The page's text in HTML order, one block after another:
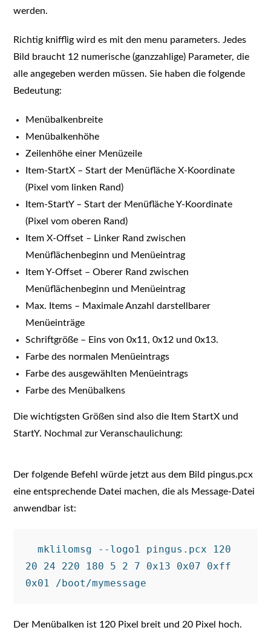
werden.
Richtig knifflig wird es mit den menu parameters. Jedes
Bild braucht 12 numerische (ganzzahlige) Parameter, die
alle angegeben werden müssen. Sie haben die folgende
Bedeutung:
Menübalkenbreite
Menübalkenhöhe
Zeilenhöhe einer Menüzeile
Item-StartX – Start der Menüfläche X-Koordinate
(Pixel vom linken Rand)
Item-StartY – Start der Menüfläche Y-Koordinate
(Pixel vom oberen Rand)
Item X-Offset – Linker Rand zwischen
Menüflächenbeginn und Menüeintrag
Item Y-Offset – Oberer Rand zwischen
Menüflächenbeginn und Menüeintrag
Max. Items – Maximale Anzahl darstellbarer
Menüeinträge
Schriftgröße – Eins von 0x11, 0x12 und 0x13.
Farbe des normalen Menüeintrags
Farbe des ausgewählten Menüeintrags
Farbe des Menübalkens
Die wichtigsten Größen sind also die Item StartX und
StartY. Nochmal zur Veranschaulichung:
Der folgende Befehl würde jetzt aus dem Bild pingus.pcx
eine entsprechende Datei machen, die als Message-Datei
anwendbar ist:
  mklilomsg --logo1 pingus.pcx 120
20 24 220 180 5 2 7 0x13 0x07 0xff
Der Menübalken ist 120 Pixel breit und 20 Pixel hoch.